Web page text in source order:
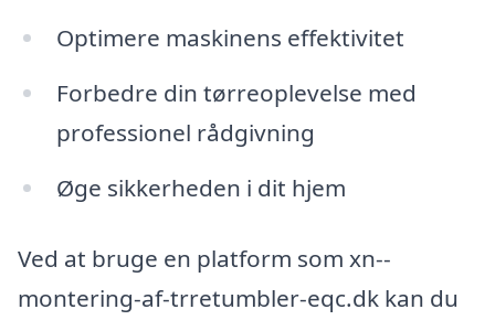
Optimere maskinens effektivitet
Forbedre din tørreoplevelse med
professionel rådgivning
Øge sikkerheden i dit hjem
Ved at bruge en platform som xn--
montering-af-trretumbler-eqc.dk kan du